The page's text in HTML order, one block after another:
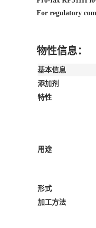
For regulatory
物性信息：
基本信息
添加剂
特性
用途
形式
加工方法